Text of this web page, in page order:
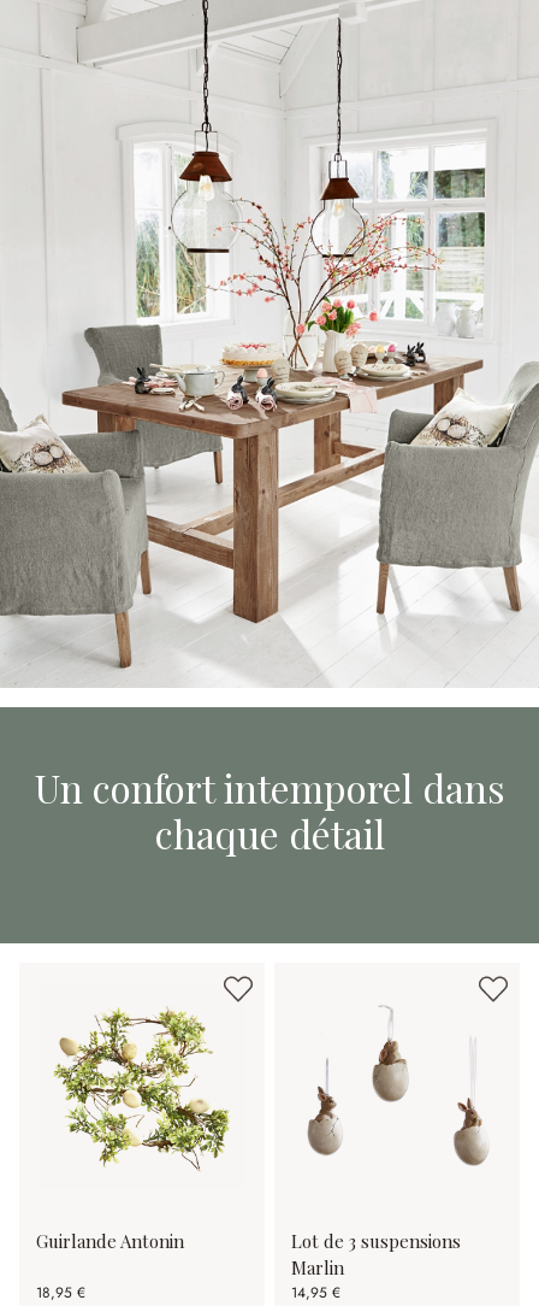
Un confort intemporel dans
chaque détail
Guirlande Antonin
18,95 €
Lot de 3 suspensions
Marlin
14,95 €